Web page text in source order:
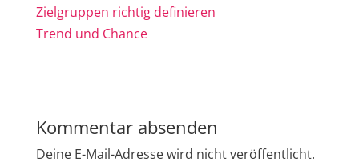
Zielgruppen richtig definieren
Trend und Chance
Kommentar absenden
Deine E-Mail-Adresse wird nicht veröffentlicht.